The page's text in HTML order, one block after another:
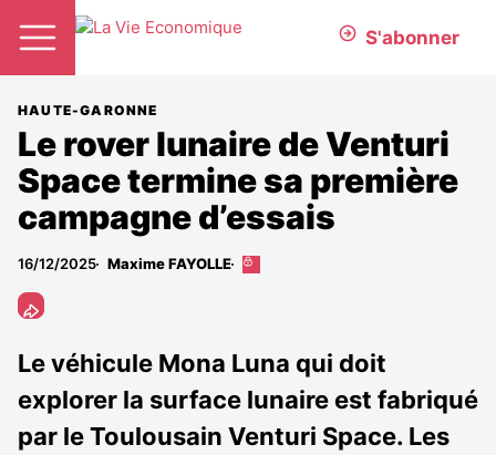
S'abonner
HAUTE-GARONNE
Le rover lunaire de Venturi
Space termine sa première
campagne d’essais
16/12/2025 Maxime FAYOLLE
Cet
abonnés
Le véhicule Mona Luna qui doit
explorer la surface lunaire est fabriqué
par le Toulousain Venturi Space. Les